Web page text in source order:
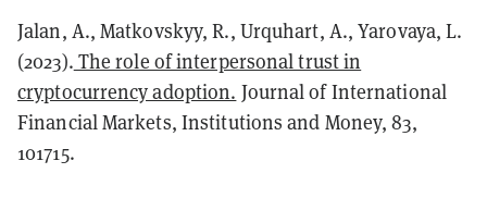
Jalan, A., Matkovskyy, R., Urquhart, A., Yarovaya, L.
(2023). The role of interpersonal trust in
cryptocurrency adoption. Journal of International
Financial Markets, Institutions and Money, 83,
101715.